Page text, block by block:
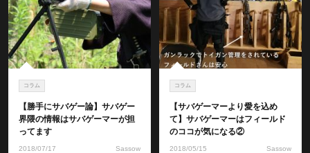
コラム
【勝手にサバゲー論】サバゲー
界隈の情報はサバゲーマーが担
ってます
2018/07/17 Sassow
コラム
【サバゲーマーより愛を込め
て】サバゲーマーはフィールド
のココが気になる②
2018/05/15 Sassow